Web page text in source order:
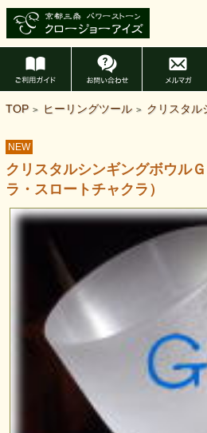
TOP > ヒーリングツール > クリスタル
NEW
クリスタルシンギングボウル
ラ・スロートチャクラ）